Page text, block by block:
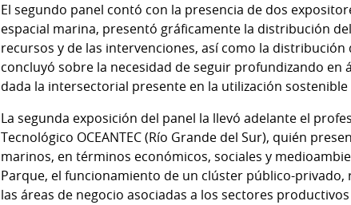
El segundo panel contó con la presencia de dos
espacial marina, presentó gráficamente la distribución
recursos y de las intervenciones, así como la
concluyó sobre la necesidad de seguir profundizando
dada la intersectorial presente en la utilización
La segunda exposición del panel la llevó adelante el
Tecnológico OCEANTEC (Río Grande del Sur), quién
marinos, en términos económicos, sociales y
Parque, el funcionamiento de un clúster público-
las áreas de negocio asociadas a los sectores